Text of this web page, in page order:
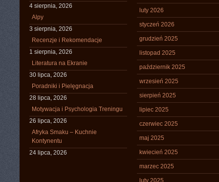
4 sierpnia, 2026
Alpy
3 sierpnia, 2026
Recenzje i Rekomendacje
1 sierpnia, 2026
Literatura na Ekranie
30 lipca, 2026
Poradniki i Pielęgnacja
28 lipca, 2026
Motywacja i Psychologia Treningu
26 lipca, 2026
Afryka Smaku – Kuchnie
Kontynentu
24 lipca, 2026
luty 2026
styczeń 2026
grudzień 2025
listopad 2025
październik 2025
wrzesień 2025
sierpień 2025
lipiec 2025
czerwiec 2025
maj 2025
kwiecień 2025
marzec 2025
luty 2025